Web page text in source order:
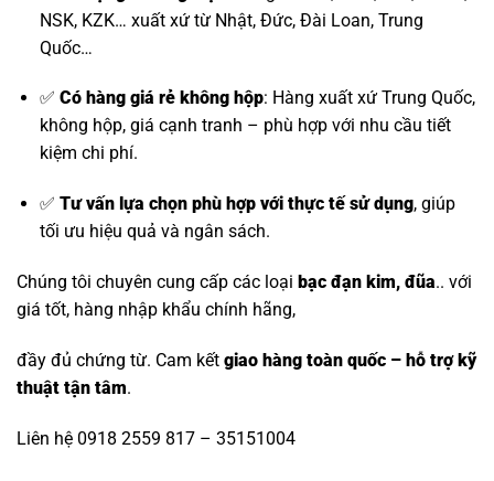
NSK, KZK… xuất xứ từ Nhật, Đức, Đài Loan, Trung
Quốc…
✅ Có hàng giá rẻ không hộp: Hàng xuất xứ Trung Quốc,
không hộp, giá cạnh tranh – phù hợp với nhu cầu tiết
kiệm chi phí.
✅ Tư vấn lựa chọn phù hợp với thực tế sử dụng, giúp
tối ưu hiệu quả và ngân sách.
Chúng tôi chuyên cung cấp các loại bạc đạn kim, đũa.. với
giá tốt, hàng nhập khẩu chính hãng,
đầy đủ chứng từ. Cam kết giao hàng toàn quốc – hỗ trợ kỹ
thuật tận tâm.
Liên hệ 0918 2559 817 – 35151004